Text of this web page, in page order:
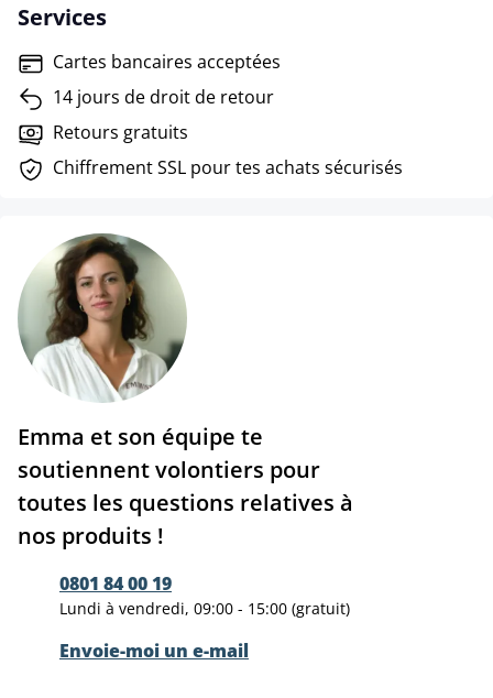
Services
Cartes bancaires acceptées
14 jours de droit de retour
Retours gratuits
Chiffrement SSL pour tes achats sécurisés
Emma et son équipe te
soutiennent volontiers pour
toutes les questions relatives à
nos produits !
0801 84 00 19
Lundi à vendredi, 09:00 - 15:00 (gratuit)
Envoie-moi un e-mail